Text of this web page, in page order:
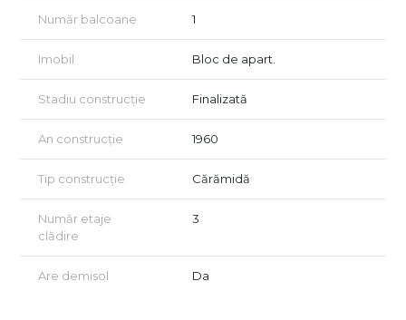
Număr balcoane 1
Imobil Bloc de apart.
Stadiu construcție Finalizată
An construcție 1960
Tip construcție Cărămidă
Număr etaje
clădire
3
Are demisol Da